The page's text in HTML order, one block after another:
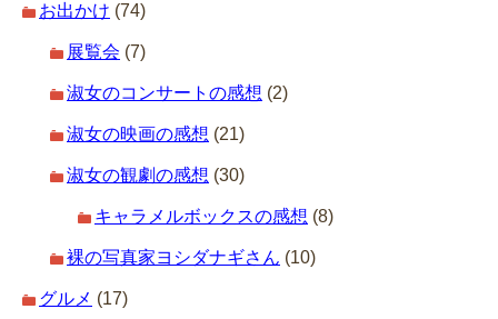
お出かけ (74)
展覧会 (7)
淑女のコンサートの感想 (2)
淑女の映画の感想 (21)
淑女の観劇の感想 (30)
キャラメルボックスの感想 (8)
裸の写真家ヨシダナギさん (10)
グルメ (17)